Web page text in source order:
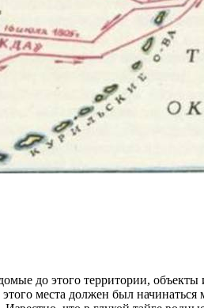
до этого территории,
места должен был